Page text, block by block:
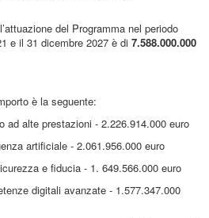
del Programma nel periodo
e il 31 dicembre 2027 è di 7.588.000.000
è la seguente:
ad alte prestazioni - 2.226.914.000 euro
artificiale - 2.061.956.000 euro
e fiducia - 1. 649.566.000 euro
digitali avanzate - 1.577.347.000